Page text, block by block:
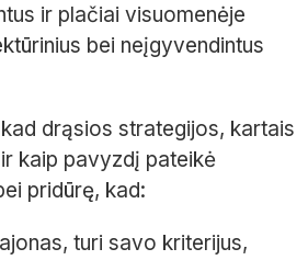
ir plačiai visuomenėje
bei neįgyvendintus
drąsios strategijos, kartais
kaip pavyzdį pateikė
pridūrę, kad:
turi savo kriterijus,